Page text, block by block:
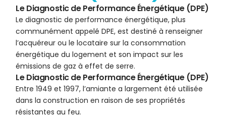
Le Diagnostic de Performance Énergétique (DPE)
Le diagnostic de performance énergétique, plus
communément appelé DPE, est destiné à renseigner
l’acquéreur ou le locataire sur la consommation
énergétique du logement et son impact sur les
émissions de gaz à effet de serre.
Le Diagnostic de Performance Énergétique (DPE)
Entre 1949 et 1997, l’amiante a largement été utilisée
dans la construction en raison de ses propriétés
résistantes au feu.